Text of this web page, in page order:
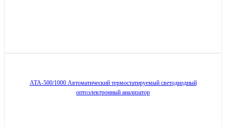
ATA-500/1000 Автоматический термостатируемый светодиодный
оптоэлектронный анализатор